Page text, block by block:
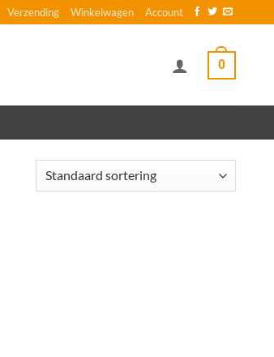
Verzending Winkelwagen Account
0